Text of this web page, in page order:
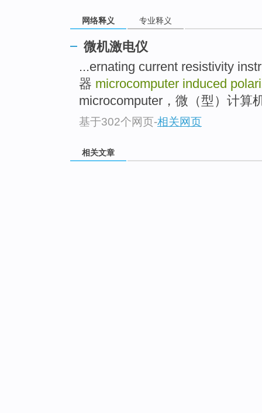
网络释义 专业释义
微机激电仪
...ernating current resistivity
器 microcomputer induced
microcomputer，微（型）计算
基于302个网页-相关网页
相关文章